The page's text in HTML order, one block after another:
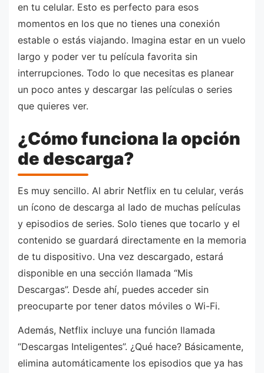
en tu celular. Esto es perfecto para esos
momentos en los que no tienes una conexión
estable o estás viajando. Imagina estar en un vuelo
largo y poder ver tu película favorita sin
interrupciones. Todo lo que necesitas es planear
un poco antes y descargar las películas o series
que quieres ver.
¿Cómo funciona la opción
de descarga?
Es muy sencillo. Al abrir Netflix en tu celular, verás
un ícono de descarga al lado de muchas películas
y episodios de series. Solo tienes que tocarlo y el
contenido se guardará directamente en la memoria
de tu dispositivo. Una vez descargado, estará
disponible en una sección llamada “Mis
Descargas”. Desde ahí, puedes acceder sin
preocuparte por tener datos móviles o Wi-Fi.
Además, Netflix incluye una función llamada
“Descargas Inteligentes”. ¿Qué hace? Básicamente,
elimina automáticamente los episodios que ya has